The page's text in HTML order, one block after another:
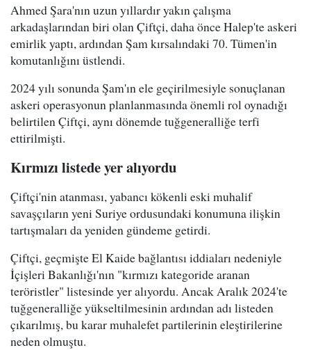
Ahmed Şara'nın uzun yıllardır yakın çalışma
arkadaşlarından biri olan Çiftçi, daha önce Halep'te askeri
emirlik yaptı, ardından Şam kırsalındaki 70. Tümen'in
komutanlığını üstlendi.
2024 yılı sonunda Şam'ın ele geçirilmesiyle sonuçlanan
askeri operasyonun planlanmasında önemli rol oynadığı
belirtilen Çiftçi, aynı dönemde tuğgeneralliğe terfi
ettirilmişti.
Kırmızı listede yer alıyordu
Çiftçi'nin atanması, yabancı kökenli eski muhalif
savaşçıların yeni Suriye ordusundaki konumuna ilişkin
tartışmaları da yeniden gündeme getirdi.
Çiftçi, geçmişte El Kaide bağlantısı iddiaları nedeniyle
İçişleri Bakanlığı'nın "kırmızı kategoride aranan
teröristler" listesinde yer alıyordu. Ancak Aralık 2024'te
tuğgeneralliğe yükseltilmesinin ardından adı listeden
çıkarılmış, bu karar muhalefet partilerinin eleştirilerine
neden olmuştu.